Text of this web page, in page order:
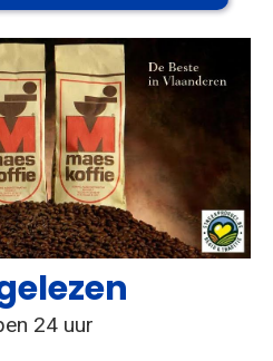
24 uur